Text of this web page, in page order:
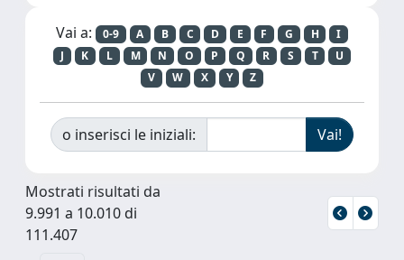
Vai a: 0-9 A B C D E F G H
I
J
K L M N O P Q R S T
U
V
W X Y Z
o inserisci le iniziali:
Mostrati risultati da
9.991 a 10.010 di
111.407